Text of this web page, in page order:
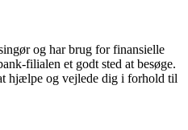
og har brug for finansielle
filialen et godt sted at besøge.
hjælpe og vejlede dig i forhold til